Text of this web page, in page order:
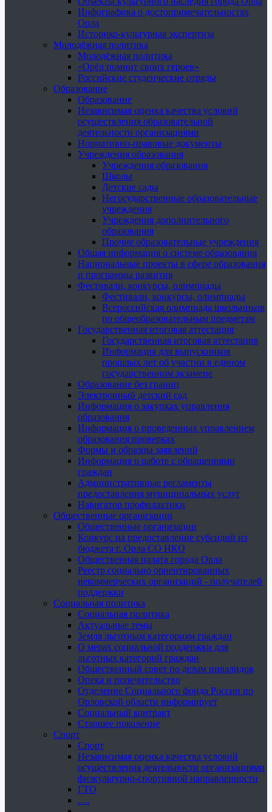
Инфографика о достопримечательностях
Орла
Историко-культурная экспертиза
Молодёжная политика
Молодёжная политика
«Орёл помнит своих героев»
Российские студенческие отряды
Образование
Образование
Независимая оценка качества условий
осуществления образовательной
деятельности организациями
Нормативно-правовые документы
Учреждения образования
Учреждения образования
Школы
Детские сады
Негосударственные образовательные
учреждения
Учреждения дополнительного
образования
Прочие образовательные учреждения
Общая информация о системе образования
Национальные проекты в сфере образования
и программы развития
Фестивали, конкурсы, олимпиады
Фестивали, конкурсы, олимпиады
Всероссийская олимпиада школьников
по общеобразовательным предметам
Государственная итоговая аттестация
Государственная итоговая аттестация
Информация для выпускников
прошлых лет об участии в едином
государственном экзамене
Образование без границ
Электронный детский сад
Информация о закупках управления
образования
Информация о проведенных управлением
образования проверках
Формы и образцы заявлений
Информация о работе с обращениями
граждан
Административные регламенты
предоставления муниципальных услуг
Навигатор профилактики
Общественные организации
Общественные организации
Конкурс на предоставление субсидий из
бюджета г. Орла СО НКО
Общественная палата города Орла
Реестр социально ориентированных
некоммерческих организаций - получателей
поддержки
Социальная политика
Социальная политика
Актуальные темы
Земля льготным категориям граждан
О мерах социальной поддержки для
льготных категорий граждан
Общественный совет по делам инвалидов
Опека и попечительство
Отделение Социального фонда России по
Орловской области информирует
Социальный контракт
Старшее поколение
Спорт
Спорт
Независимая оценка качества условий
осуществления деятельности организациями
физкультурно-спортивной направленности
ГТО
.....